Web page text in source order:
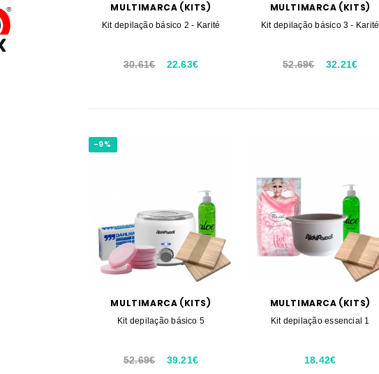
MULTIMARCA (KITS)
Kit depilação básico 2 - Karité
30.61€ 22.63€
MULTIMARCA (KITS)
Kit depilação básico 3 - Karité
52.69€ 32.21€
-9%
MULTIMARCA (KITS)
Kit depilação básico 5
52.69€ 39.21€
MULTIMARCA (KITS)
Kit depilação essencial 1
18.42€